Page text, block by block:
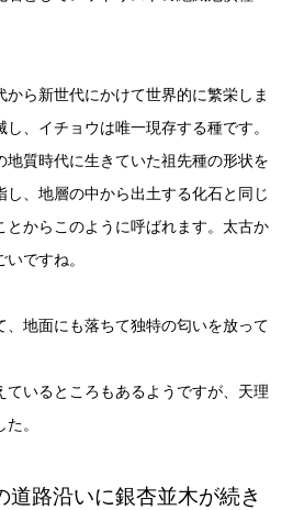
ら新世代にかけて世界的に繁栄しま
、イチョウは唯一現存する種です。
地質時代に生きていた祖先種の形状を
、地層の中から出土する化石と同じ
とからこのように呼ばれます。太古か
ですね。
、地面にも落ちて独特の匂いを放って
ているところもあるようですが、天理
。
道路沿いに銀杏並木が続き